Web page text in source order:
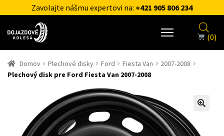
Zavolajte nášmu expertovi na: +421 905 806 234
(0)
Domov Plechové disky Ford Fiesta Van
2007-2008
Plechový disk pre Ford Fiesta Van 2007-2008